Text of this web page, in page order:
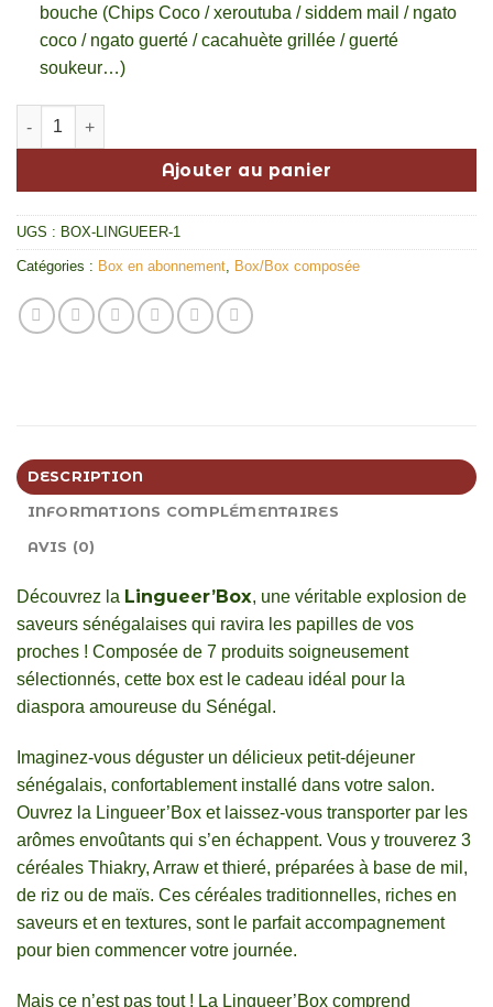
bouche (Chips Coco / xeroutuba / siddem mail / ngato
coco / ngato guerté / cacahuète grillée / guerté
soukeur…)
quantité de Abonnement Lingueer'Box
Ajouter au panier
UGS : BOX-LINGUEER-1
Catégories : Box en abonnement, Box/Box composée
DESCRIPTION
INFORMATIONS COMPLÉMENTAIRES
AVIS (0)
Découvrez la Lingueer’Box, une véritable explosion de
saveurs sénégalaises qui ravira les papilles de vos
proches ! Composée de 7 produits soigneusement
sélectionnés, cette box est le cadeau idéal pour la
diaspora amoureuse du Sénégal.
Imaginez-vous déguster un délicieux petit-déjeuner
sénégalais, confortablement installé dans votre salon.
Ouvrez la Lingueer’Box et laissez-vous transporter par les
arômes envoûtants qui s’en échappent. Vous y trouverez 3
céréales Thiakry, Arraw et thieré, préparées à base de mil,
de riz ou de maïs. Ces céréales traditionnelles, riches en
saveurs et en textures, sont le parfait accompagnement
pour bien commencer votre journée.
Mais ce n’est pas tout ! La Lingueer’Box comprend